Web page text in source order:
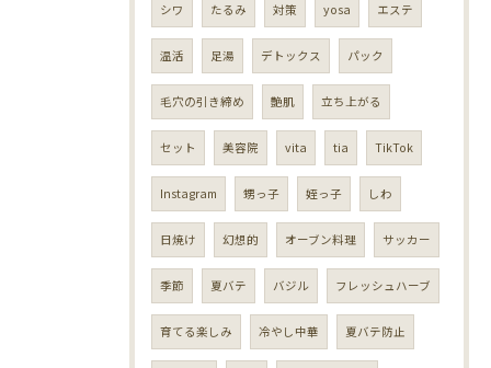
シワ たるみ 対策 yosa エステ
温活 足湯 デトックス パック
毛穴の引き締め 艶肌 立ち上がる
セット 美容院 vita tia TikTok
Instagram 甥っ子 姪っ子 しわ
日焼け 幻想的 オーブン料理 サッカー
季節 夏バテ バジル フレッシュハーブ
育てる楽しみ 冷やし中華 夏バテ防止